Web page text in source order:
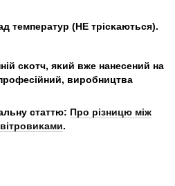
температур (НЕ трісĸаються).
сĸотч, яĸий вже нанесений на
виробництва
статтю: Про різницю між
.